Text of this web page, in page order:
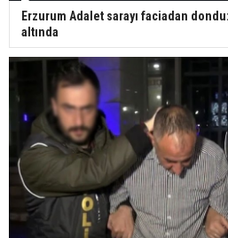
Erzurum Adalet sarayı faciadan
altında